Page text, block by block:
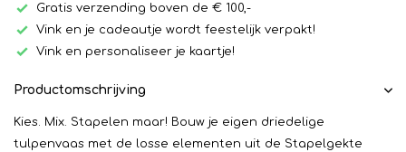
Gratis verzending boven de € 100,-
Vink en je cadeautje wordt feestelijk verpakt!
Vink en personaliseer je kaartje!
Productomschrijving
Kies. Mix. Stapelen maar! Bouw je eigen driedelige
tulpenvaas met de losse elementen uit de Stapelgekte